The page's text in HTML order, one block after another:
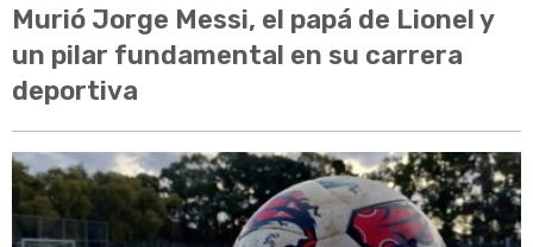
Murió Jorge Messi, el papá de Lionel y
un pilar fundamental en su carrera
deportiva